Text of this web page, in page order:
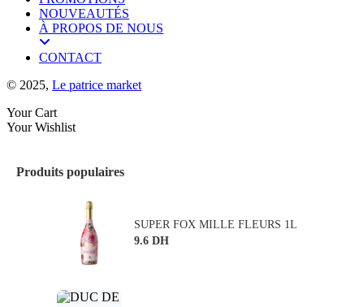
NOUVEAUTÉS
À PROPOS DE NOUS
CONTACT
© 2025, Le patrice market
Your Cart
Your Wishlist
Produits populaires
SUPER FOX MILLE FLEURS 1L
9.6 DH